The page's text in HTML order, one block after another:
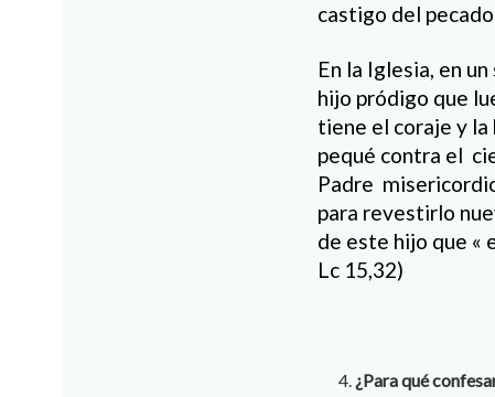
castigo del
En la Iglesia, en
hijo pródigo que
tiene el coraje y la
pequé contra el
Padre
para revestirlo
de este hijo que «
Lc 15,32)
¿Para qué